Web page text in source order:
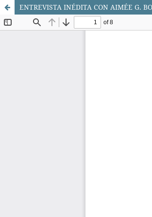
ENTREVISTA INÉDITA CON AIMÉE G.